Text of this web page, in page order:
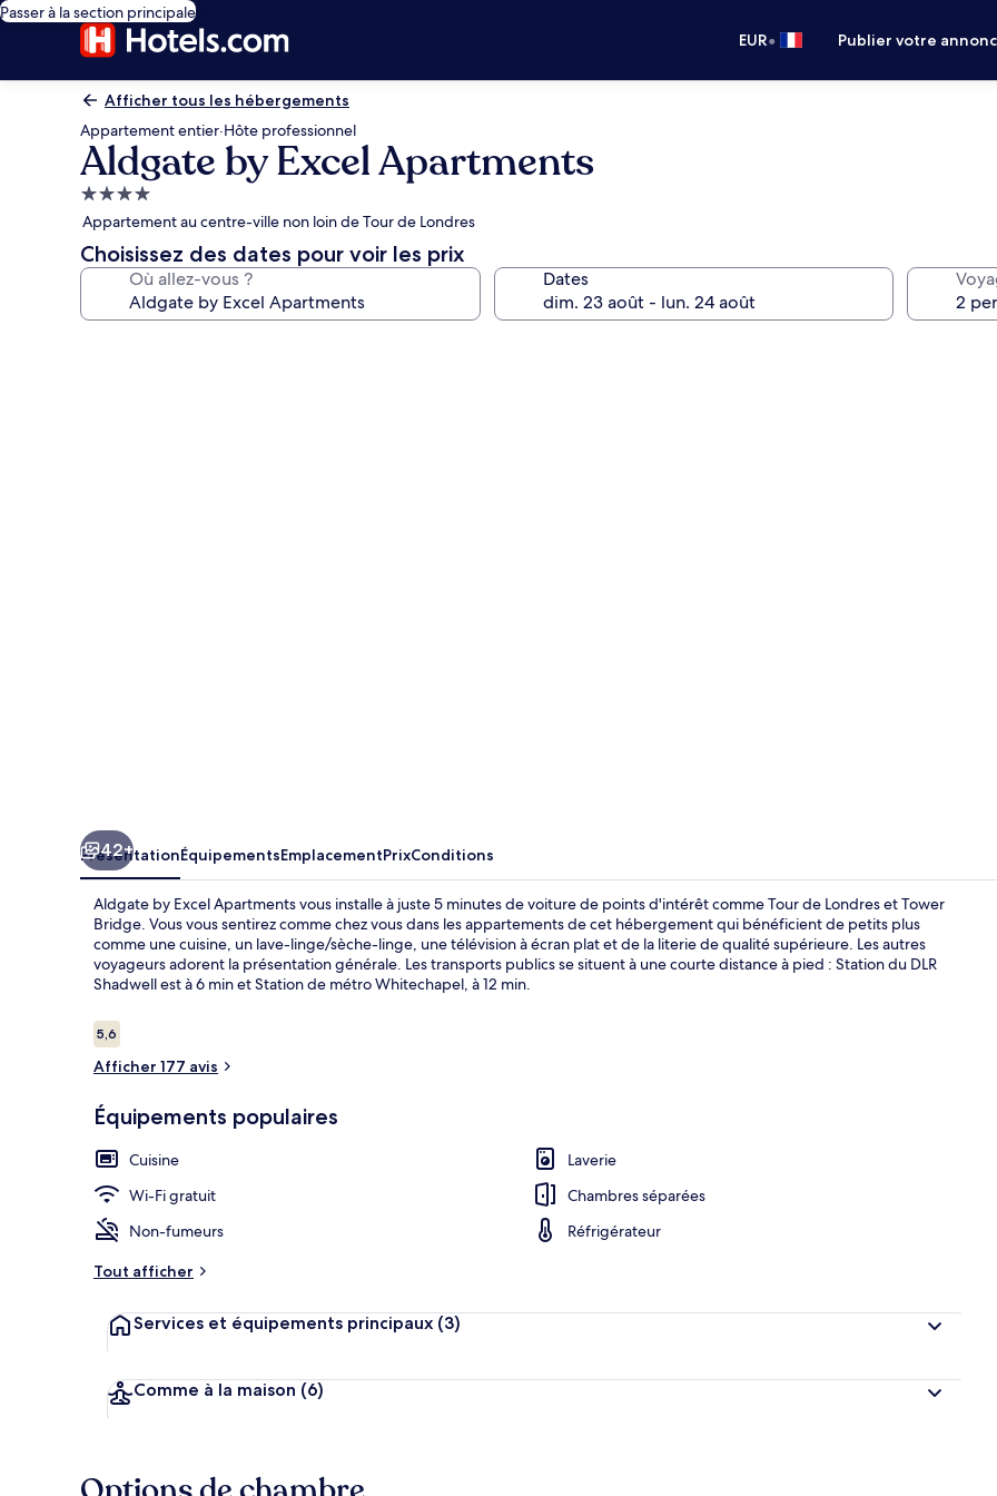
Passer à la section principale
EUR• Publier votre
Afficher tous les hébergements
Appartement entier·Hôte professionnel
Aldgate by Excel Apartments
Hébergement
4.0 étoiles
Appartement au centre-ville non loin de Tour de Londres
Choisissez des dates pour voir les prix
Où allez-vous ? Dates
Penthouse,
42+
PrésentationÉquipementsEmplacementPrixConditions
Aldgate by Excel Apartments vous installe à juste 5 minutes de voiture de points d'intérêt comme Tour de Londres et Tower
Bridge. Vous vous sentirez comme chez vous dans les appartements de cet hébergement qui bénéficient de petits plus
comme une cuisine, un lave-linge/sèche-linge, une télévision à écran plat et de la literie de qualité supérieure. Les autres
voyageurs adorent la présentation générale. Les transports publics se situent à une courte distance à pied : Station du DLR
Shadwell est à 6 min et Station de métro Whitechapel, à 12 min.
Avis
voyageurs
5,65,6 sur 10
Afficher 177 avis
Équipements populaires
Cuisine
Laverie
Wi-Fi gratuit
Chambres séparées
Non-fumeurs
Réfrigérateur
Tout afficher
Services et équipements principaux (3)
Comme à la maison (6)